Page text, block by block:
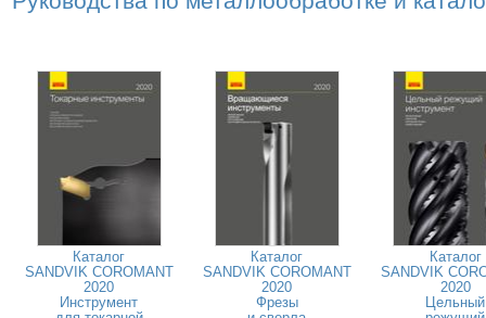
Каталог
SANDVIK COROMANT
2020
Инструмент
Каталог
SANDVIK COROMANT
2020
Фрезы
Каталог
SANDVIK
2020
Цельный